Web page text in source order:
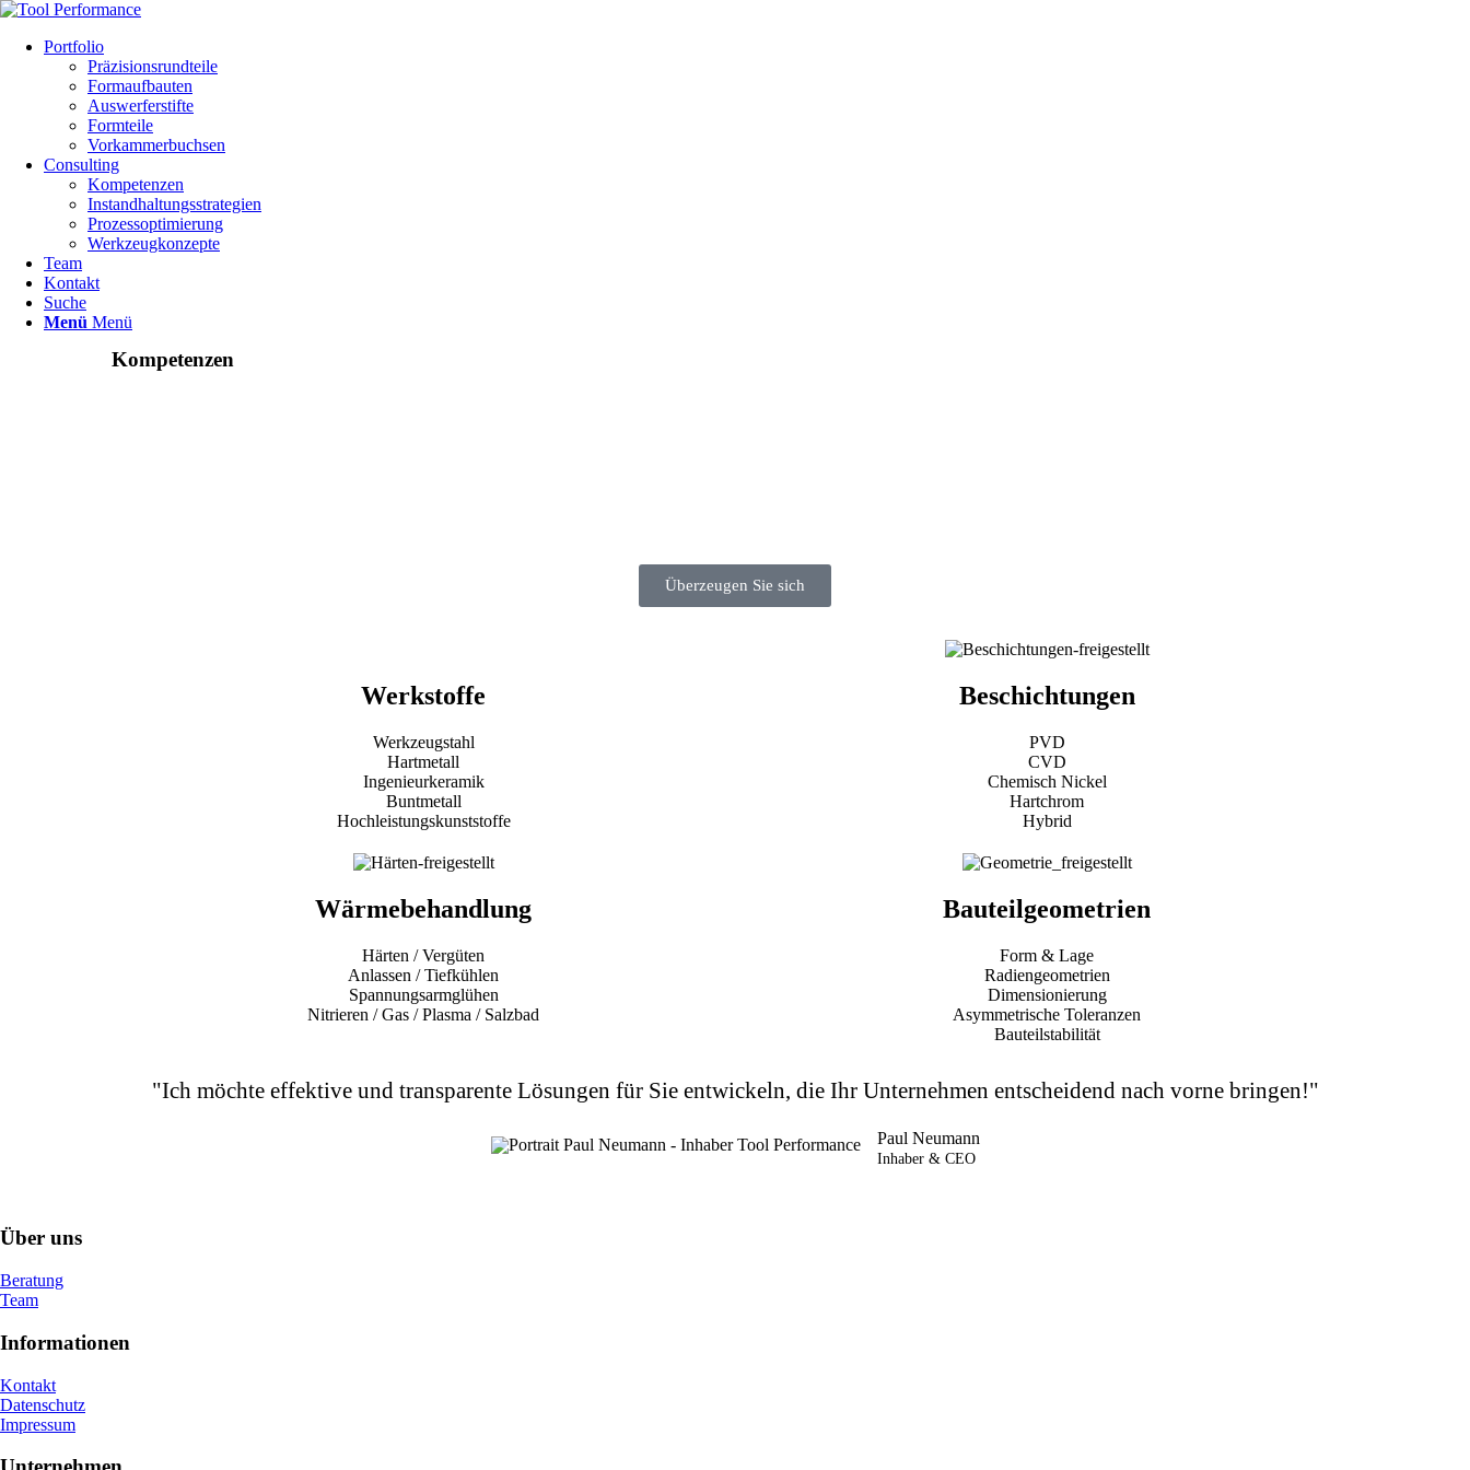
Portfolio
Präzisionsrundteile
Formaufbauten
Auswerferstifte
Formteile
Vorkammerbuchsen
Consulting
Kompetenzen
Instandhaltungsstrategien
Prozessoptimierung
Werkzeugkonzepte
Team
Kontakt
Suche
Menü Menü
Kompetenzen
Überzeugen Sie sich
Werkstoffe
Werkzeugstahl
Hartmetall
Ingenieurkeramik
Buntmetall
Hochleistungskunststoffe
Beschichtungen
PVD
CVD
Chemisch Nickel
Hartchrom
Hybrid
Wärmebehandlung
Härten / Vergüten
Anlassen / Tiefkühlen
Spannungsarmglühen
Nitrieren / Gas / Plasma / Salzbad
Bauteilgeometrien
Form & Lage
Radiengeometrien
Dimensionierung
Asymmetrische Toleranzen
Bauteilstabilität
"Ich möchte effektive und transparente Lösungen für Sie entwickeln, die Ihr Unternehmen entscheidend nach vorne bringen!"
Paul Neumann
Inhaber & CEO
Über uns
Beratung
Team
Informationen
Kontakt
Datenschutz
Impressum